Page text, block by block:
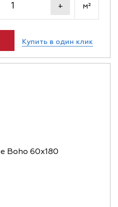
+ м²
Купить в один клик